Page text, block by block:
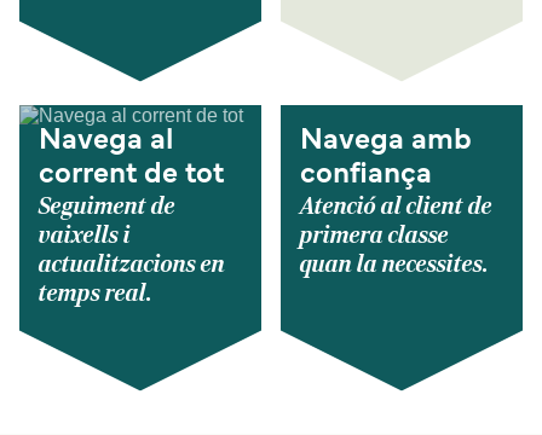
Navega al
corrent de tot
Seguiment de
vaixells i
actualitzacions en
temps real.
Navega amb
confiança
Atenció al client de
primera classe
quan la necessites.